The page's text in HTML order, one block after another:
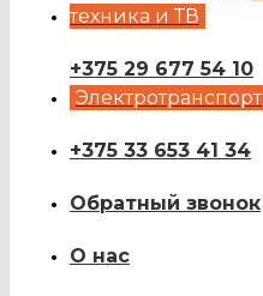
техника и ТВ
+375 29 677 54 10
Электротранспорт
+375 33 653 41 34
Обратный звонок
О нас